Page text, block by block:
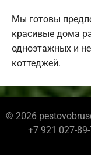
Мы готовы
красивые дома
одноэтажных и
коттеджей.
© 2026
+7 921 027-